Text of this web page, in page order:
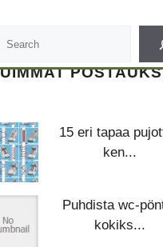
15 eri tapaa
ken...
Puhdista wc-
kokiks...